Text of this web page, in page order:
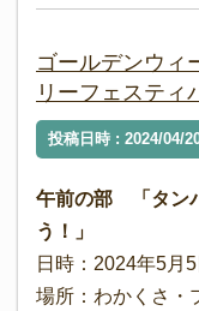
ゴールデンウィ
リーフェスティ
投稿日時 : 2024/04/
午前の部 「タン
う！」
日時：2024年5月
場所：わかくさ・